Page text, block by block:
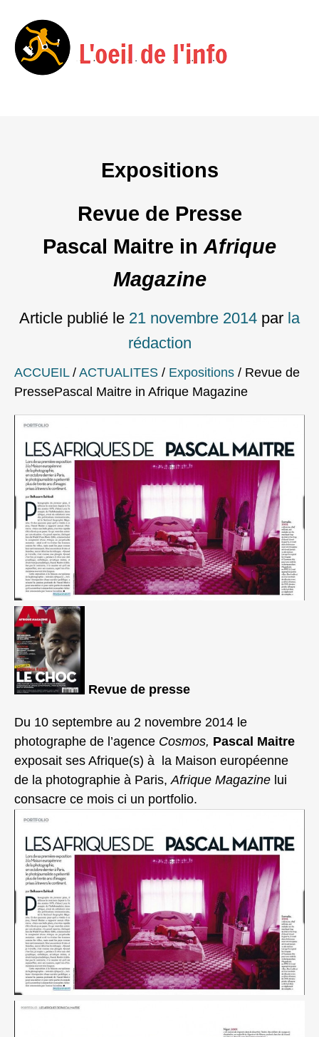
Expositions
Revue de Presse
Pascal Maitre in Afrique
Magazine
Article publié le 21 novembre 2014 par la
rédaction
ACCUEIL/ ACTUALITES / Expositions / Revue de
PressePascal Maitre in Afrique Magazine
Revue de presse
Du 10 septembre au 2 novembre 2014 le
photographe de l’agence Cosmos, Pascal Maitre
exposait ses Afrique(s) à la Maison européenne
de la photographie à Paris, Afrique Magazine lui
consacre ce mois ci un portfolio.